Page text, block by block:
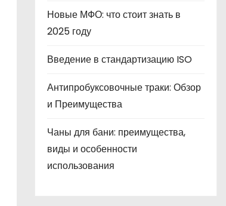
Новые МФО: что стоит знать в
2025 году
Введение в стандартизацию ISO
Антипробуксовочные траки: Обзор
и Преимущества
Чаны для бани: преимущества,
виды и особенности
использования